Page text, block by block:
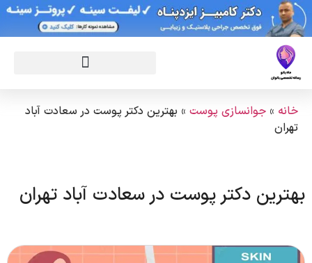
خانه » جوانسازی پوست » بهترین دکتر پوست در سعادت آباد
تهران
بهترین دکتر پوست در سعادت آباد تهران